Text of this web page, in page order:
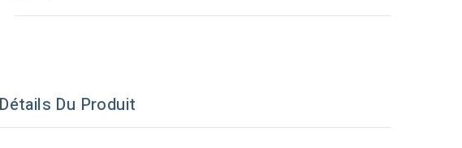
Détails Du Produit